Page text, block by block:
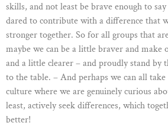
skills, and not least be brave enough to
dared to contribute with a difference that
stronger together. So for all groups that
maybe we can be a little braver and make
and a little clearer – and proudly stand by
to the table. – And perhaps we can all
culture where we are genuinely curious
least, actively seek differences, which
better!